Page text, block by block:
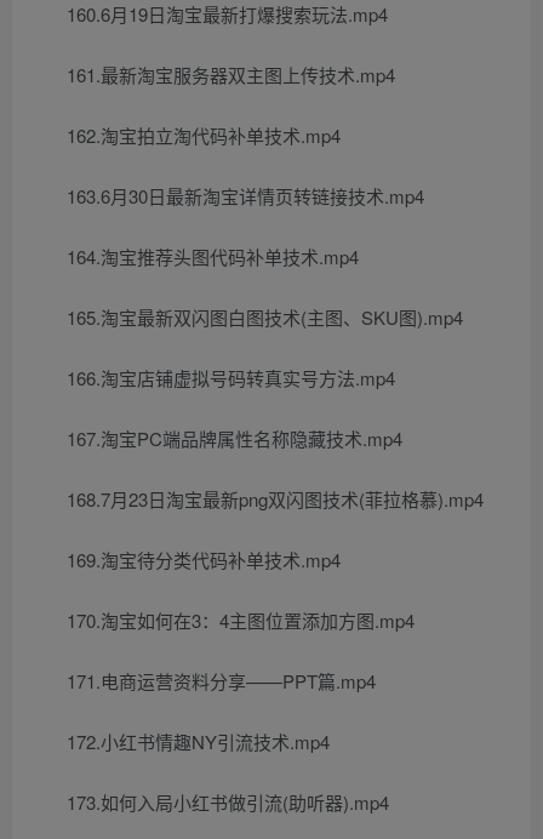
160.6月19日淘宝最新打爆搜索玩法.mp4
161.最新淘宝服务器双主图上传技术.mp4
162.淘宝拍立淘代码补单技术.mp4
163.6月30日最新淘宝详情页转链接技术.mp4
164.淘宝推荐头图代码补单技术.mp4
165.淘宝最新双闪图白图技术(主图、SKU图).mp4
166.淘宝店铺虚拟号码转真实号方法.mp4
167.淘宝PC端品牌属性名称隐藏技术.mp4
168.7月23日淘宝最新png双闪图技术(菲拉格慕).mp4
169.淘宝待分类代码补单技术.mp4
170.淘宝如何在3：4主图位置添加方图.mp4
171.电商运营资料分享——PPT篇.mp4
172.小红书情趣NY引流技术.mp4
173.如何入局小红书做引流(助听器).mp4